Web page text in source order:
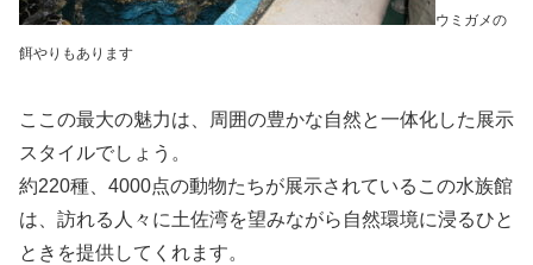
ウミガメの
餌やりもあります
ここの最大の魅力は、周囲の豊かな自然と一体化した展示
スタイルでしょう。
約220種、4000点の動物たちが展示されているこの水族館
は、訪れる人々に土佐湾を望みながら自然環境に浸るひと
ときを提供してくれます。